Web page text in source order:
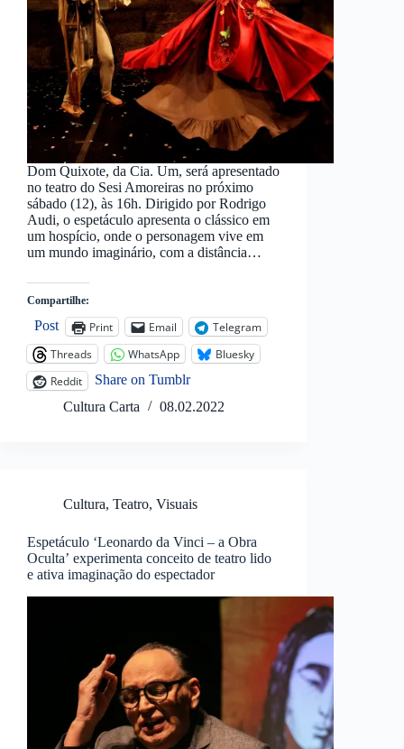
Dom Quixote, da Cia. Um, será apresentado
no teatro do Sesi Amoreiras no próximo
sábado (12), às 16h. Dirigido por Rodrigo
Audi, o espetáculo apresenta o clássico em
um hospício, onde o personagem vive em
um mundo imaginário, com a distância…
Compartilhe:
Post Print Email
Telegram
Threads
WhatsApp
Bluesky
Reddit
Share on Tumblr
Cultura Carta
08.02.2022
Cultura, Teatro, Visuais
Espetáculo ‘Leonardo da Vinci – a Obra
Oculta’ experimenta conceito de teatro lido
e ativa imaginação do espectador